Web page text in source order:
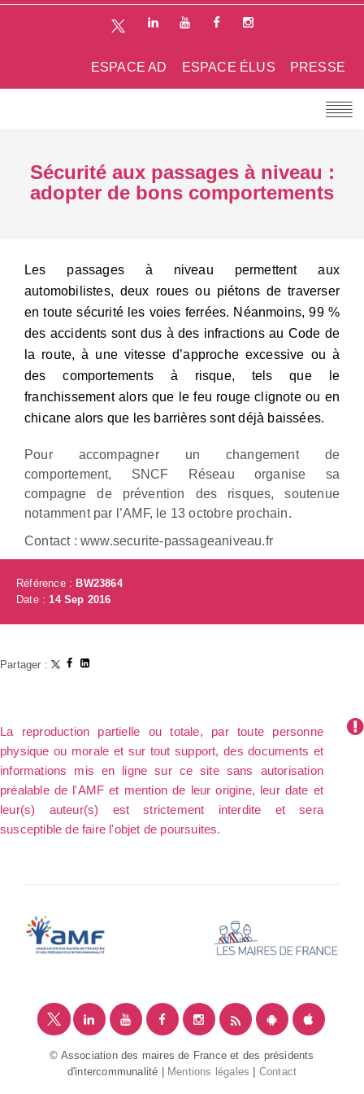
PRESSE
ESPACE ÉLUS
ESPACE AD
Sécurité aux passages à niveau :
adopter de bons comportements
Les passages à niveau permettent aux
automobilistes, deux roues ou piétons de traverser
en toute sécurité les voies ferrées. Néanmoins, 99 %
des accidents sont dus à des infractions au Code de
la route, à une vitesse d’approche excessive ou à
des comportements à risque, tels que le
franchissement alors que le feu rouge clignote ou en
chicane alors que les barrières sont déjà baissées.
Pour accompagner un changement de
comportement, SNCF Réseau organise sa
compagne de prévention des risques, soutenue
notamment par l’AMF, le 13 octobre prochain.
Contact : www.securite-passageaniveau.fr
Référence :BW23864
Date : 14 Sep 2016
Partager :
La reproduction partielle ou totale, par toute personne
physique ou morale et sur tout support, des documents et
informations mis en ligne sur ce site sans autorisation
préalable de l'AMF et mention de leur origine, leur date et
leur(s) auteur(s) est strictement interdite et sera
susceptible de faire l'objet de poursuites.
© Association des maires de France et des présidents
d'intercommunalité |
Mentions légales Contact